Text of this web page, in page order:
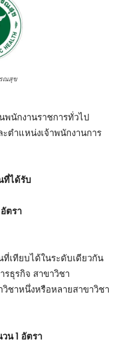
รณสุข
พนักงานราชการทั่วไป
ตำแหน่งเจ้าพนักงานการ
ที่ได้รับ
ตรา
ทียบได้ในระดับเดียวกัน
ธุรกิจ สาขาวิชา
ชาหนึ่งหรือหลายสาขาวิชา
น 1 อัตรา